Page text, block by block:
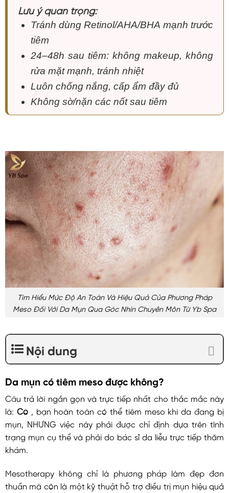
Lưu ý quan trọng:
Tránh dùng Retinol/AHA/BHA mạnh trước
tiêm
24–48h sau tiêm: không makeup, không
rửa mặt mạnh, tránh nhiệt
Luôn chống nắng, cấp ẩm đầy đủ
Không sờ/nặn các nốt sau tiêm
Tìm Hiểu Mức Độ An Toàn Và Hiệu Quả Của Phương Pháp
Meso Đối Với Da Mụn Qua Góc Nhìn Chuyên Môn Từ Yb Spa
Nội dung
Da mụn có tiêm meso được không?
Câu trả lời ngắn gọn và trực tiếp nhất cho thắc mắc này
là: Có
, bạn hoàn toàn có thể tiêm meso khi da đang bị
mụn, NHƯNG việc này phải được chỉ định dựa trên tình
trạng mụn cụ thể và phải do bác sĩ da liễu trực tiếp thăm
khám.
Mesotherapy không chỉ là phương pháp làm đẹp đơn
thuần mà còn là một kỹ thuật hỗ trợ điều trị mụn hiệu quả